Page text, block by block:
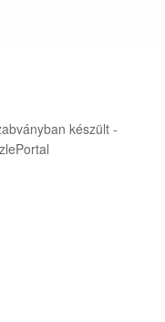
készült -